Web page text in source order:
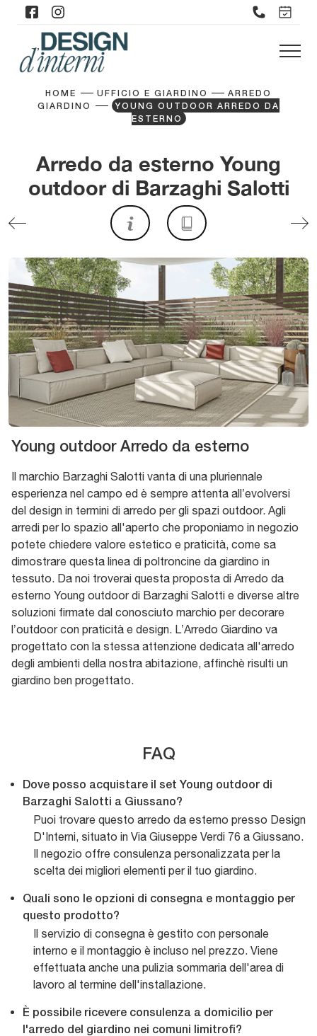
HOME UFFICIO E GIARDINO
ARREDO
GIARDINO
YOUNG OUTDOOR ARREDO DA
ESTERNO
Arredo da esterno Young
outdoor di Barzaghi Salotti
Young outdoor Arredo da esterno
Il marchio Barzaghi Salotti vanta di una pluriennale
esperienza nel campo ed è sempre attenta all’evolversi
del design in termini di arredo per gli spazi outdoor. Agli
arredi per lo spazio all'aperto che proponiamo in negozio
potete chiedere valore estetico e praticità, come sa
dimostrare questa linea di poltroncine da giardino in
tessuto. Da noi troverai questa proposta di Arredo da
esterno Young outdoor di Barzaghi Salotti e diverse altre
soluzioni firmate dal conosciuto marchio per decorare
l’outdoor con praticità e design. L’Arredo Giardino va
progettato con la stessa attenzione dedicata all'arredo
degli ambienti della nostra abitazione, affinchè risulti un
giardino ben progettato.
FAQ
Dove posso acquistare il set Young outdoor di
Barzaghi Salotti a Giussano?
Puoi trovare questo arredo da esterno presso Design
D'Interni, situato in Via Giuseppe Verdi 76 a Giussano.
Il negozio offre consulenza personalizzata per la
scelta dei migliori elementi per il tuo giardino.
Quali sono le opzioni di consegna e montaggio per
questo prodotto?
Il servizio di consegna è gestito con personale
interno e il montaggio è incluso nel prezzo. Viene
effettuata anche una pulizia sommaria dell'area di
lavoro al termine dell'installazione.
È possibile ricevere consulenza a domicilio per
l'arredo del giardino nei comuni limitrofi?